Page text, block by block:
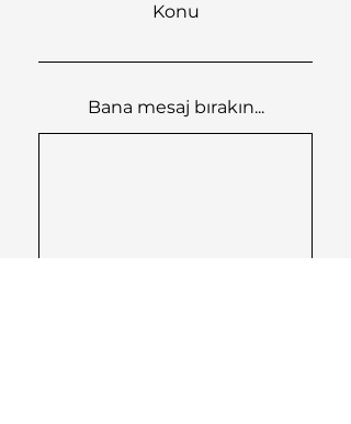
Konu
Bana mesaj bırakın...